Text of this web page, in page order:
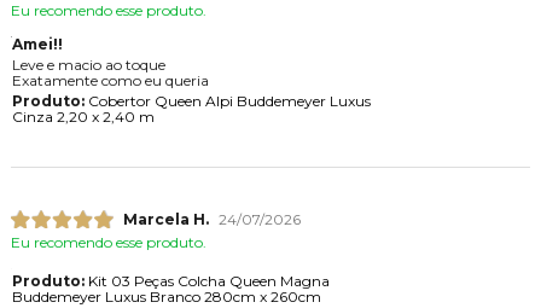
Eu recomendo esse produto.
Amei!!
Leve e macio ao toque
Exatamente como eu queria
Produto:Cobertor Queen Alpi Buddemeyer Luxus
Cinza 2,20 x 2,40 m
Marcela H. 24/07/2026
Eu recomendo esse produto.
Produto:Kit 03 Peças Colcha Queen Magna
Buddemeyer Luxus Branco 280cm x 260cm